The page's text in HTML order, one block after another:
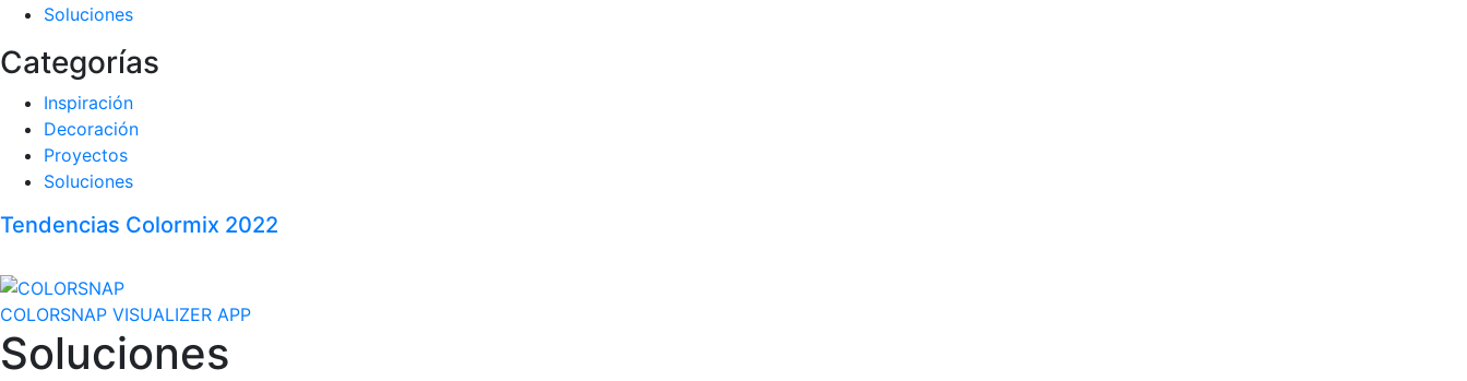
Soluciones
Categorías
Inspiración
Decoración
Proyectos
Soluciones
Tendencias Colormix 2022
COLORSNAP VISUALIZER APP
Soluciones